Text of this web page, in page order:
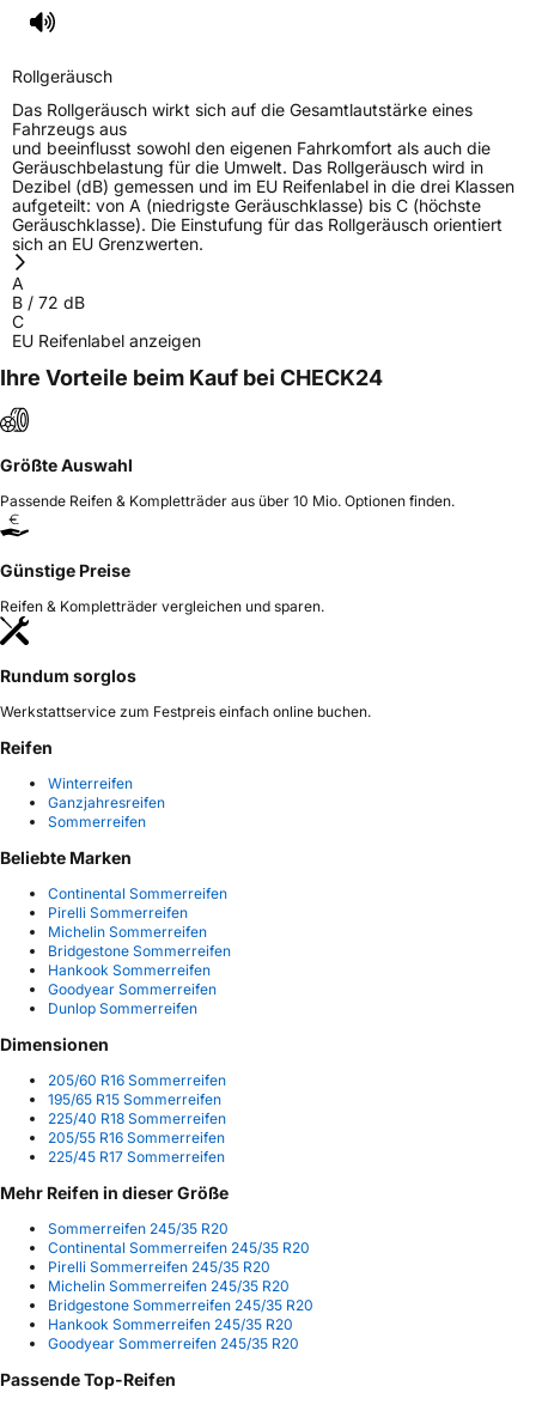
Rollgeräusch
Das Rollgeräusch wirkt sich auf die Gesamtlautstärke eines
Fahrzeugs aus
und beeinflusst sowohl den eigenen Fahrkomfort als auch die
Geräuschbelastung für die Umwelt. Das Rollgeräusch wird in
Dezibel (dB) gemessen und im EU Reifenlabel in die drei Klassen
aufgeteilt: von A (niedrigste Geräuschklasse) bis C (höchste
Geräuschklasse). Die Einstufung für das Rollgeräusch orientiert
sich an EU Grenzwerten.
A
B / 72 dB
C
EU Reifenlabel anzeigen
Ihre Vorteile beim Kauf bei CHECK24
Größte Auswahl
Passende Reifen & Kompletträder aus über 10 Mio. Optionen finden.
Günstige Preise
Reifen & Kompletträder vergleichen und sparen.
Rundum sorglos
Werkstattservice zum Festpreis einfach online buchen.
Reifen
Winterreifen
Ganzjahresreifen
Sommerreifen
Beliebte Marken
Continental Sommerreifen
Pirelli Sommerreifen
Michelin Sommerreifen
Bridgestone Sommerreifen
Hankook Sommerreifen
Goodyear Sommerreifen
Dunlop Sommerreifen
Dimensionen
205/60 R16 Sommerreifen
195/65 R15 Sommerreifen
225/40 R18 Sommerreifen
205/55 R16 Sommerreifen
225/45 R17 Sommerreifen
Mehr Reifen in dieser Größe
Sommerreifen 245/35 R20
Continental Sommerreifen 245/35 R20
Pirelli Sommerreifen 245/35 R20
Michelin Sommerreifen 245/35 R20
Bridgestone Sommerreifen 245/35 R20
Hankook Sommerreifen 245/35 R20
Goodyear Sommerreifen 245/35 R20
Passende Top-Reifen